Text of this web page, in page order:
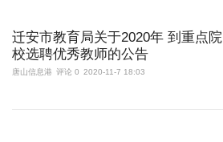
迁安市教育局关于2020年 到重点院
校选聘优秀教师的公告
唐山信息港 评论 0 2020-11-7 18:03